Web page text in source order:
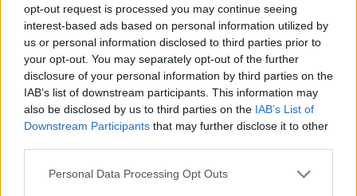
opt-out request is processed you may continue seeing
interest-based ads based on personal information utilized by
us or personal information disclosed to third parties prior to
your opt-out. You may separately opt-out of the further
disclosure of your personal information by third parties on the
IAB’s list of downstream participants. This information may
also be disclosed by us to third parties on the IAB’s List of
Downstream Participants that may further disclose it to other
Please note that this website/app uses one or more Google
Personal Data Processing Opt Outs